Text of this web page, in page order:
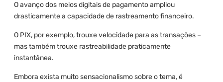
O avanço dos meios digitais de pagamento ampliou
drasticamente a capacidade de rastreamento financeiro.
O PIX, por exemplo, trouxe velocidade para as transações –
mas também trouxe rastreabilidade praticamente
instantânea.
Embora exista muito sensacionalismo sobre o tema, é